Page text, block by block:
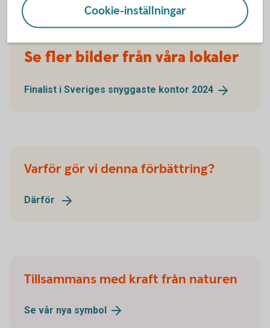
Se fler bilder från våra lokaler
Finalist i Sveriges snyggaste kontor 2024
Varför gör vi denna förbättring?
Därför
Tillsammans med kraft från naturen
Se vår nya symbol
Cookie-inställningar